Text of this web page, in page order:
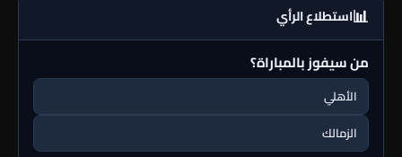
📊استطلاع الرأي
من سيفوز بالمباراة؟
الأهلي
الزمالك